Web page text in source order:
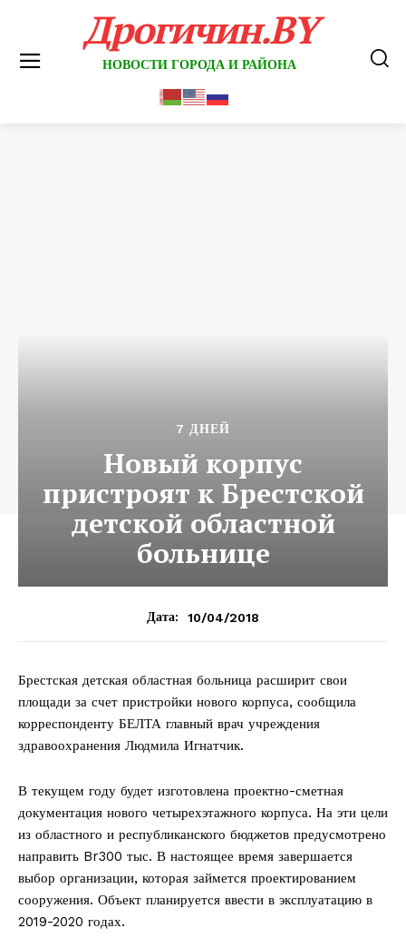
Дрогичин.BY
НОВОСТИ ГОРОДА И РАЙОНА
7 ДНЕЙ
Новый корпус
пристроят к Брестской
детской областной
больнице
Дата: 10/04/2018
Брестская детская областная больница расширит свои
площади за счет пристройки нового корпуса, сообщила
корреспонденту БЕЛТА главный врач учреждения
здравоохранения Людмила Игнатчик.
В текущем году будет изготовлена проектно-сметная
документация нового четырехэтажного корпуса. На эти цели
из областного и республиканского бюджетов предусмотрено
направить Br300 тыс. В настоящее время завершается
выбор организации, которая займется проектированием
сооружения. Объект планируется ввести в эксплуатацию в
2019-2020 годах.